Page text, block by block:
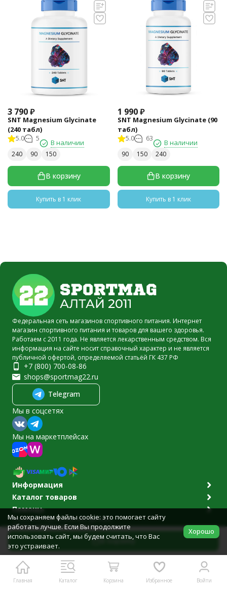
В корзину
3 790₽
SNT Magnesium Glycinate
(240 табл)
5.0 5 В наличии
240 90 150
В корзину
Купить в 1 клик
1 990 ₽
SNT Magnesium Glycinate (90
табл)
5.0 63 В наличии
90 150 240
В корзину
Купить в 1 клик
Главная Каталог Корзина Избранное Войти
Федеральная сеть магазинов спортивного питания. Интернет
магазин спортивного питания и товаров для вашего здоровья.
Работаем с 2011 года. Не является лекарственным средством. Вся
информация на сайте носит справочный характер и не является
публичной офертой, определяемой статьёй ГК 437 РФ
+7 (800) 700-08-86
shops@sportmag22.ru
Telegram
Мы в соцсетях
Мы на маркетплейсах
Информация
Каталог товаров
Помощь
Политика персональных данных
© 2011-2026 Sportmag22.ru
Разработано вbodysite.ru
Мы сохраняем файлы cookie: это помогает сайту
работать лучше. Если Вы продолжите
использовать сайт, мы будем считать, что Вас
это устраивает.
Хорошо